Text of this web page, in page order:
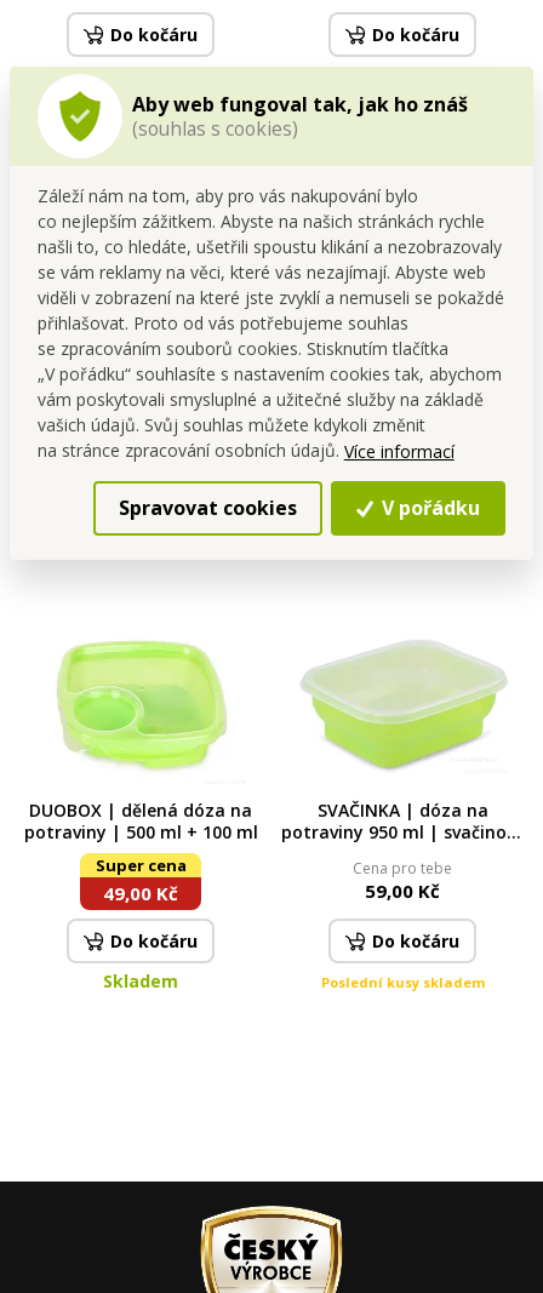
Aby web fungoval tak, jak ho znáš
(souhlas s cookies)
Záleží nám na tom, aby pro vás nakupování bylo
co nejlepším zážitkem. Abyste na našich stránkách rychle
našli to, co hledáte, ušetřili spoustu klikání a nezobrazovaly
se vám reklamy na věci, které vás nezajímají. Abyste web
viděli v zobrazení na které jste zvyklí a nemuseli se pokaždé
přihlašovat. Proto od vás potřebujeme souhlas
se zpracováním souborů cookies. Stisknutím tlačítka
„V pořádku“ souhlasíte s nastavením cookies tak, abychom
vám poskytovali smysluplné a užitečné služby na základě
vašich údajů. Svůj souhlas můžete kdykoli změnit
na stránce zpracování osobních údajů. Více informací
Spravovat cookies V pořádku
Do kočáru
Skladem
Do kočáru
Skladem
DUOBOX | dělená dóza na
potraviny 700 ml + 300 ml |
obědový box
Cena pro tebe
79,00 Kč
Do kočáru
Skladem
SEDMIKRÁSKA | Sada 7 dóz
na uchovávání potravin | s
barevnými víky
Cena pro tebe
299,00 Kč
Do kočáru
Skladem
DUOBOX | dělená dóza na
potraviny | 500 ml + 100 ml
Super cena
49,00 Kč
Do kočáru
Skladem
SVAČINKA | dóza na
potraviny 950 ml | svačinový
Cena pro tebe
59,00 Kč
Do kočáru
Poslední kusy skladem